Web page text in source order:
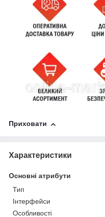
Приховати
Характеристики
Основні атрибути
Тип
Інтерфейси
Особливості